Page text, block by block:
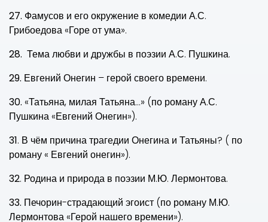
27. Фамусов и его окружение в комедии А.С.
Грибоедова «Горе от ума».
28. Тема любви и дружбы в поэзии А.С. Пушкина.
29. Евгений Онегин – герой своего времени.
30. «Татьяна, милая Татьяна…» (по роману А.С.
Пушкина «Евгений Онегин»).
31. В чём причина трагедии Онегина и Татьяны? ( по
роману « Евгений онегин»).
32. Родина и природа в поэзии М.Ю. Лермонтова.
33. Печорин-страдающий эгоист (по роману М.Ю.
Лермонтова «Герой нашего времени»).